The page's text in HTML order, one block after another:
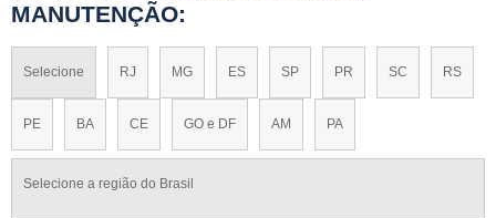
MANUTENÇÃO:
Selecione RJ MG ES SP PR SC RS
PE BA CE GO e DF AM PA
Selecione a região do Brasil